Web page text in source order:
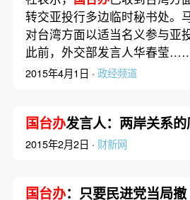
转交亚投行多边临时秘书处。
对台湾方面以适当名义参与亚
此前，外交部发言人华春莹
2015年4月1日 · 政经频道
国台办发言人：两岸关系
2015年2月2日 · 财新网
国台办：只要民进党当局撤